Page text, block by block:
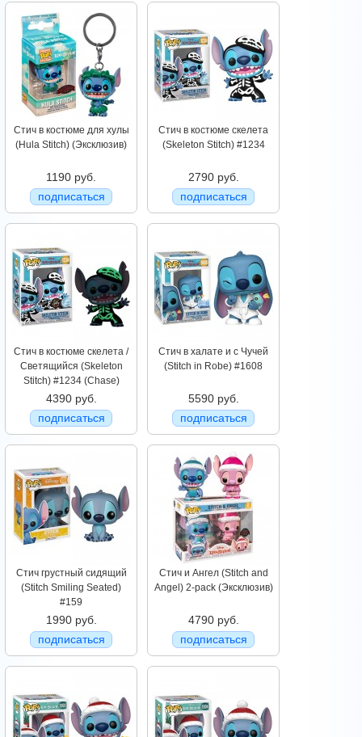
Стич в костюме для хулы
(Hula Stitch) (Эксклюзив)
1190 руб.
подписаться
Стич в костюме скелета
(Skeleton Stitch) #1234
2790 руб.
подписаться
Стич в костюме скелета /
Светящийся (Skeleton
Stitch) #1234 (Chase)
4390 руб.
подписаться
Стич в халате и с Чучей
(Stitch in Robe) #1608
5590 руб.
подписаться
Стич грустный сидящий
(Stitch Smiling Seated)
#159
1990 руб.
подписаться
Стич и Ангел (Stitch and
Angel) 2-pack (Эксклюзив)
4790 руб.
подписаться